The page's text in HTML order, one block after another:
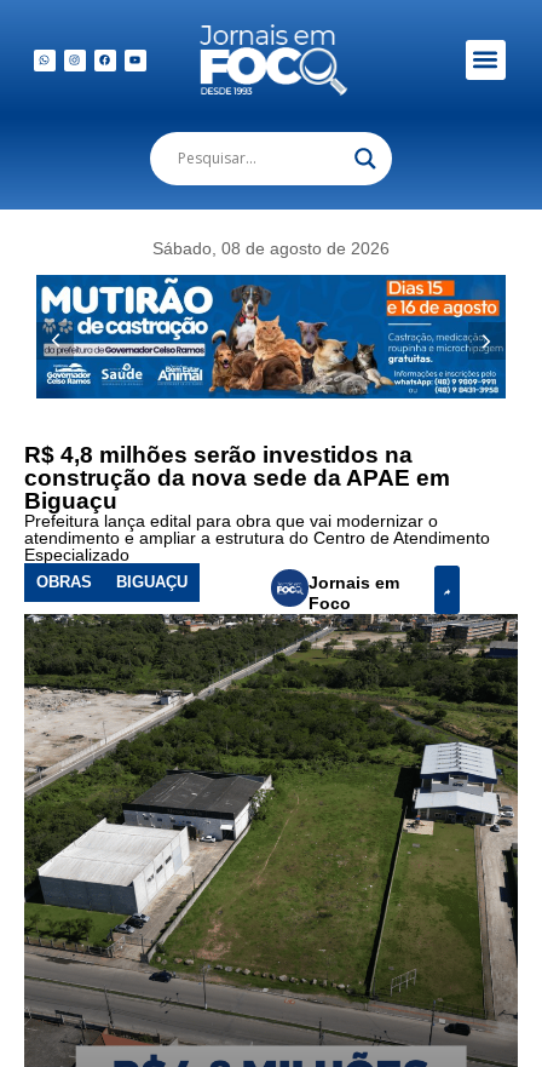
Sábado, 08 de agosto de 2026
R$ 4,8 milhões serão investidos na
construção da nova sede da APAE em
Biguaçu
Prefeitura lança edital para obra que vai modernizar o
atendimento e ampliar a estrutura do Centro de Atendimento
Especializado
OBRAS BIGUAÇU
Jornais em
Foco